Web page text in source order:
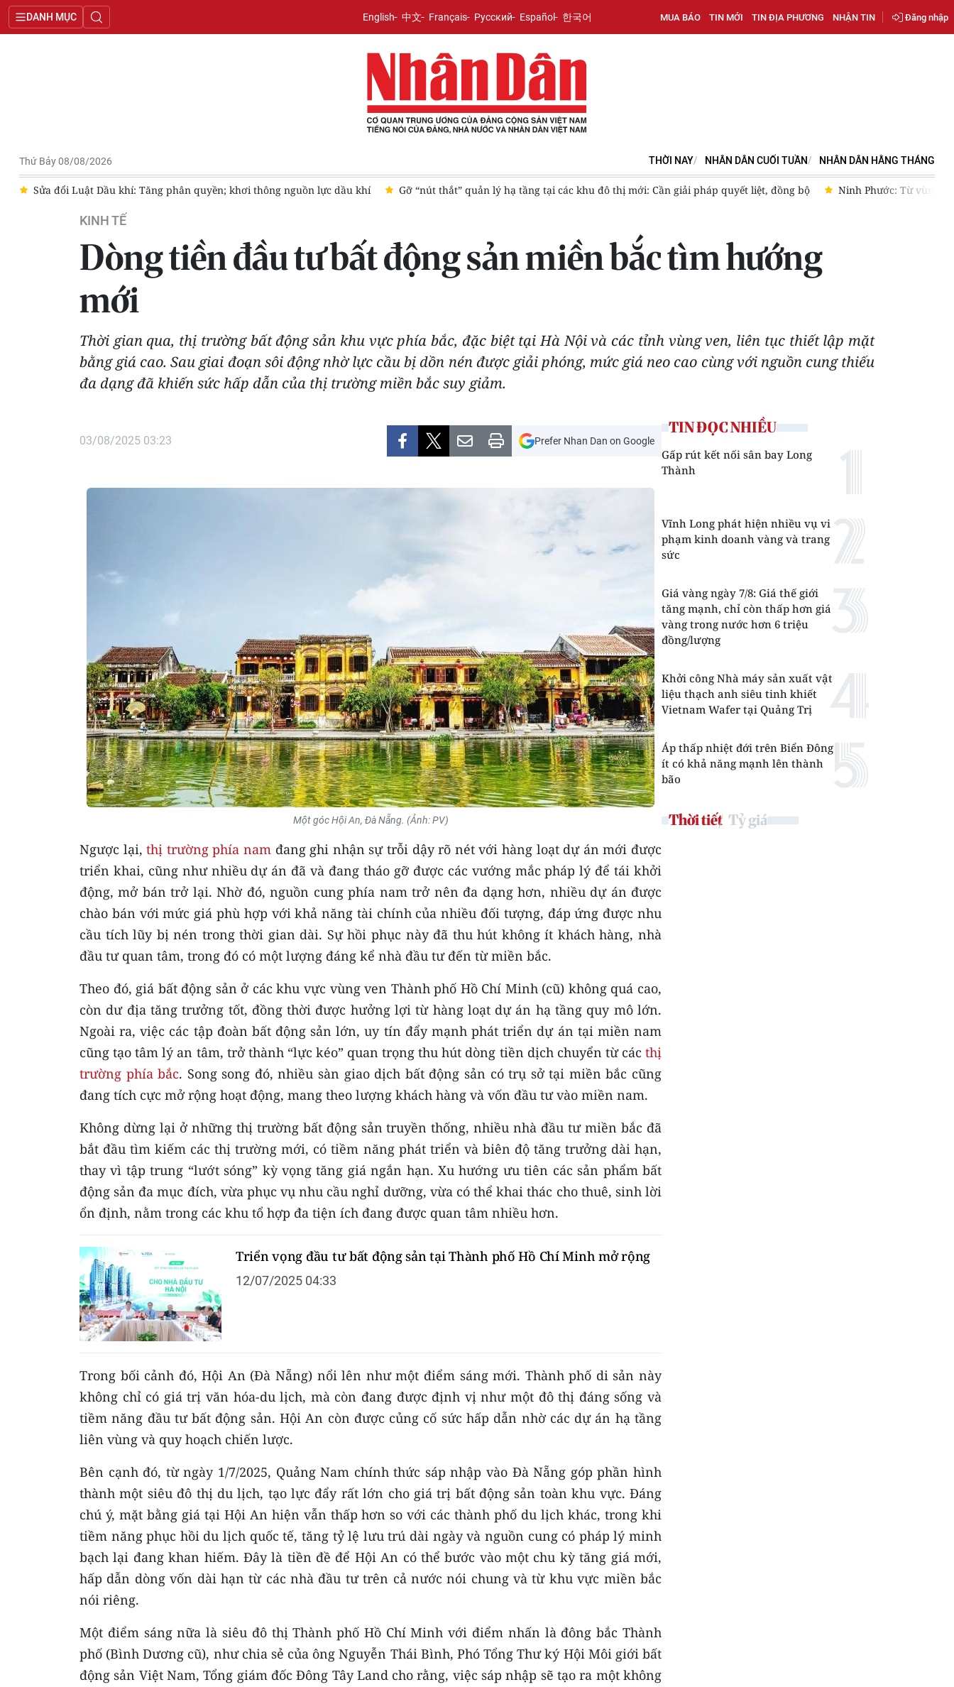
DANH MỤC English 中文 Français Русский Español 한국어 MUA BÁO TIN MỚI TIN ĐỊA PHƯƠNG NHẬN TIN Đăng nhập
Thứ Bảy 08/08/2026 THỜI NAY NHÂN DÂN CUỐI TUẦN NHÂN DÂN HẰNG THÁNG
quyền; khơi thông nguồn lực dầu khí Gỡ “nút thắt” quản lý hạ tầng tại các khu đô thị mới: Cần giải pháp quyết liệt, đồng bộ Ninh Phước: Từ vùng quê nông nghiệp hướng đến đô thị
KINH TẾ
Dòng tiền đầu tư bất động sản miền bắc tìm hướng
mới
Thời gian qua, thị trường bất động sản khu vực phía bắc, đặc biệt tại Hà Nội và các tỉnh vùng ven, liên tục thiết lập mặt
bằng giá cao. Sau giai đoạn sôi động nhờ lực cầu bị dồn nén được giải phóng, mức giá neo cao cùng với nguồn cung thiếu
đa dạng đã khiến sức hấp dẫn của thị trường miền bắc suy giảm.
03/08/2025 03:23 Prefer Nhan Dan on Google
Một góc Hội An, Đà Nẵng. (Ảnh: PV)
Ngược lại,thị trường phía nam đang ghi nhận sự trỗi dậy rõ nét với hàng loạt dự án mới được
triển khai, cũng như nhiều dự án đã và đang tháo gỡ được các vướng mắc pháp lý để tái khởi
động, mở bán trở lại. Nhờ đó, nguồn cung phía nam trở nên đa dạng hơn, nhiều dự án được
chào bán với mức giá phù hợp với khả năng tài chính của nhiều đối tượng, đáp ứng được nhu
cầu tích lũy bị nén trong thời gian dài. Sự hồi phục này đã thu hút không ít khách hàng, nhà
đầu tư quan tâm, trong đó có một lượng đáng kể nhà đầu tư đến từ miền bắc.
Theo đó, giá bất động sản ở các khu vực vùng ven Thành phố Hồ Chí Minh (cũ) không quá cao,
còn dư địa tăng trưởng tốt, đồng thời được hưởng lợi từ hàng loạt dự án hạ tầng quy mô lớn.
Ngoài ra, việc các tập đoàn bất động sản lớn, uy tín đẩy mạnh phát triển dự án tại miền nam
cũng tạo tâm lý an tâm, trở thành “lực kéo” quan trọng thu hút dòng tiền dịch chuyển từ các thị
trường phía bắc. Song song đó, nhiều sàn giao dịch bất động sản có trụ sở tại miền bắc cũng
đang tích cực mở rộng hoạt động, mang theo lượng khách hàng và vốn đầu tư vào miền nam.
Không dừng lại ở những thị trường bất động sản truyền thống, nhiều nhà đầu tư miền bắc đã
bắt đầu tìm kiếm các thị trường mới, có tiềm năng phát triển và biên độ tăng trưởng dài hạn,
thay vì tập trung “lướt sóng” kỳ vọng tăng giá ngắn hạn. Xu hướng ưu tiên các sản phẩm bất
động sản đa mục đích, vừa phục vụ nhu cầu nghỉ dưỡng, vừa có thể khai thác cho thuê, sinh lời
ổn định, nằm trong các khu tổ hợp đa tiện ích đang được quan tâm nhiều hơn.
Triển vọng đầu tư bất động sản tại Thành phố Hồ Chí Minh mở rộng
12/07/2025 04:33
Trong bối cảnh đó, Hội An (Đà Nẵng) nổi lên như một điểm sáng mới. Thành phố di sản này
không chỉ có giá trị văn hóa-du lịch, mà còn đang được định vị như một đô thị đáng sống và
tiềm năng đầu tư bất động sản. Hội An còn được củng cố sức hấp dẫn nhờ các dự án hạ tầng
liên vùng và quy hoạch chiến lược.
Bên cạnh đó, từ ngày 1/7/2025, Quảng Nam chính thức sáp nhập vào Đà Nẵng góp phần hình
thành một siêu đô thị du lịch, tạo lực đẩy rất lớn cho giá trị bất động sản toàn khu vực. Đáng
chú ý, mặt bằng giá tại Hội An hiện vẫn thấp hơn so với các thành phố du lịch khác, trong khi
tiềm năng phục hồi du lịch quốc tế, tăng tỷ lệ lưu trú dài ngày và nguồn cung có pháp lý minh
bạch lại đang khan hiếm. Đây là tiền đề để Hội An có thể bước vào một chu kỳ tăng giá mới,
hấp dẫn dòng vốn dài hạn từ các nhà đầu tư trên cả nước nói chung và từ khu vực miền bắc
nói riêng.
Một điểm sáng nữa là siêu đô thị Thành phố Hồ Chí Minh với điểm nhấn là đông bắc Thành
phố (Bình Dương cũ), như chia sẻ của ông Nguyễn Thái Bình, Phó Tổng Thư ký Hội Môi giới bất
động sản Việt Nam, Tổng giám đốc Đông Tây Land cho rằng, việc sáp nhập sẽ tạo ra một không
TIN ĐỌC NHIỀU
Gấp rút kết nối sân bay Long
Thành
Vĩnh Long phát hiện nhiều vụ vi
phạm kinh doanh vàng và trang
sức
Giá vàng ngày 7/8: Giá thế giới
tăng mạnh, chỉ còn thấp hơn giá
vàng trong nước hơn 6 triệu
đồng/lượng
Khởi công Nhà máy sản xuất vật
liệu thạch anh siêu tinh khiết
Vietnam Wafer tại Quảng Trị
Áp thấp nhiệt đới trên Biển Đông
ít có khả năng mạnh lên thành
bão
Thời tiết Tỷ giá